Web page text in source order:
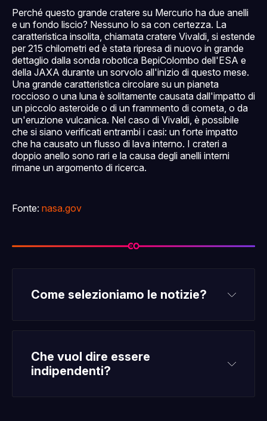
Perché questo grande cratere su Mercurio ha due anelli
e un fondo liscio? Nessuno lo sa con certezza. La
caratteristica insolita, chiamata cratere Vivaldi, si estende
per 215 chilometri ed è stata ripresa di nuovo in grande
dettaglio dalla sonda robotica BepiColombo dell'ESA e
della JAXA durante un sorvolo all'inizio di questo mese.
Una grande caratteristica circolare su un pianeta
roccioso o una luna è solitamente causata dall'impatto di
un piccolo asteroide o di un frammento di cometa, o da
un'eruzione vulcanica. Nel caso di Vivaldi, è possibile
che si siano verificati entrambi i casi: un forte impatto
che ha causato un flusso di lava interno. I crateri a
doppio anello sono rari e la causa degli anelli interni
rimane un argomento di ricerca.
Fonte: nasa.gov
Come selezioniamo le notizie?
Che vuol dire essere
indipendenti?